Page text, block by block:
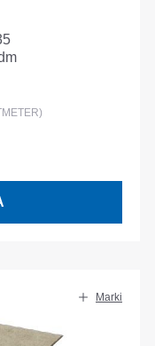
Marki